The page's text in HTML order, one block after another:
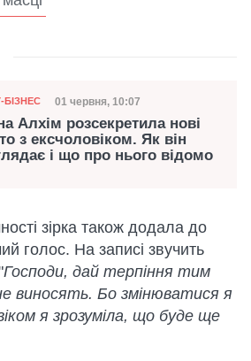
БІЗНЕС Дата публікації
01 червня, 10:07
Алхім розсекретила нові
з ексчоловіком. Як він
і що про нього відомо
зірка також додала до
голос. На записі звучить
Господи, дай терпіння тим
виносять. Бо змінюватися я
я зрозуміла, що буде ще